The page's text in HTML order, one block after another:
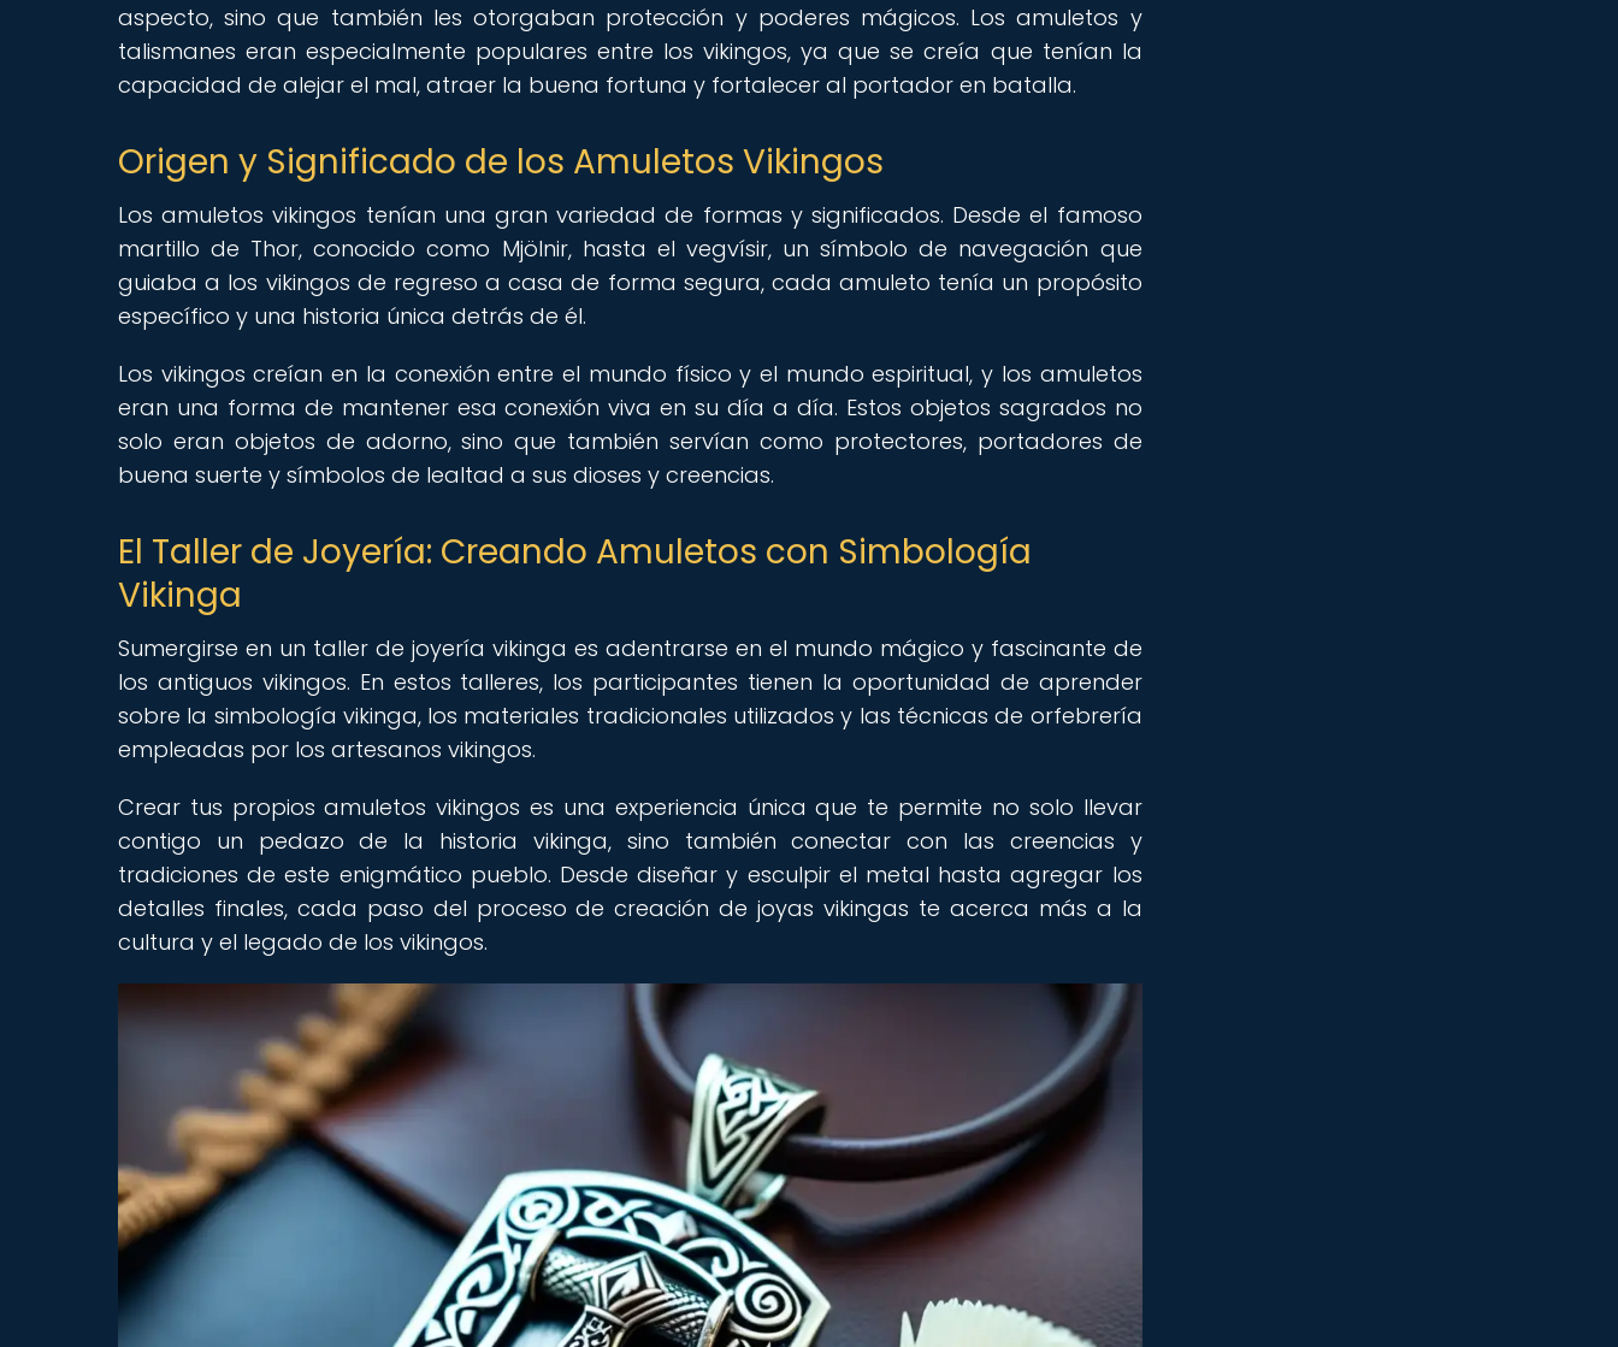
aspecto, sino que también les otorgaban protección y poderes mágicos. Los amuletos y
talismanes eran especialmente populares entre los vikingos, ya que se creía que tenían la
capacidad de alejar el mal, atraer la buena fortuna y fortalecer al portador en batalla.
Origen y Significado de los Amuletos Vikingos
Los amuletos vikingos tenían una gran variedad de formas y significados. Desde el famoso
martillo de Thor, conocido como Mjölnir, hasta el vegvísir, un símbolo de navegación que
guiaba a los vikingos de regreso a casa de forma segura, cada amuleto tenía un propósito
específico y una historia única detrás de él.
Los vikingos creían en la conexión entre el mundo físico y el mundo espiritual, y los amuletos
eran una forma de mantener esa conexión viva en su día a día. Estos objetos sagrados no
solo eran objetos de adorno, sino que también servían como protectores, portadores de
buena suerte y símbolos de lealtad a sus dioses y creencias.
El Taller de Joyería: Creando Amuletos con Simbología
Vikinga
Sumergirse en un taller de joyería vikinga es adentrarse en el mundo mágico y fascinante de
los antiguos vikingos. En estos talleres, los participantes tienen la oportunidad de aprender
sobre la simbología vikinga, los materiales tradicionales utilizados y las técnicas de orfebrería
empleadas por los artesanos vikingos.
Crear tus propios amuletos vikingos es una experiencia única que te permite no solo llevar
contigo un pedazo de la historia vikinga, sino también conectar con las creencias y
tradiciones de este enigmático pueblo. Desde diseñar y esculpir el metal hasta agregar los
detalles finales, cada paso del proceso de creación de joyas vikingas te acerca más a la
cultura y el legado de los vikingos.